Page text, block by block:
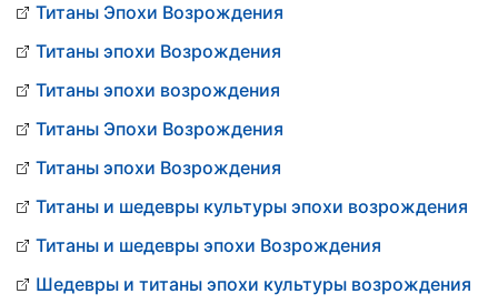
Титаны Эпохи Возрождения
Титаны эпохи Возрождения
Титаны эпохи возрождения
Титаны Эпохи Возрождения
Титаны эпохи Возрождения
Титаны и шедевры культуры эпохи возрождения
Титаны и шедевры эпохи Возрождения
Шедевры и титаны эпохи культуры возрождения